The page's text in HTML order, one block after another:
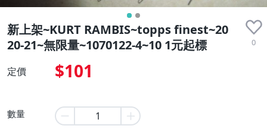
新上架~KURT RAMBIS~topps finest~20
20-21~無限量~1070122-4~10 1元起標
0
定價 $101
數量